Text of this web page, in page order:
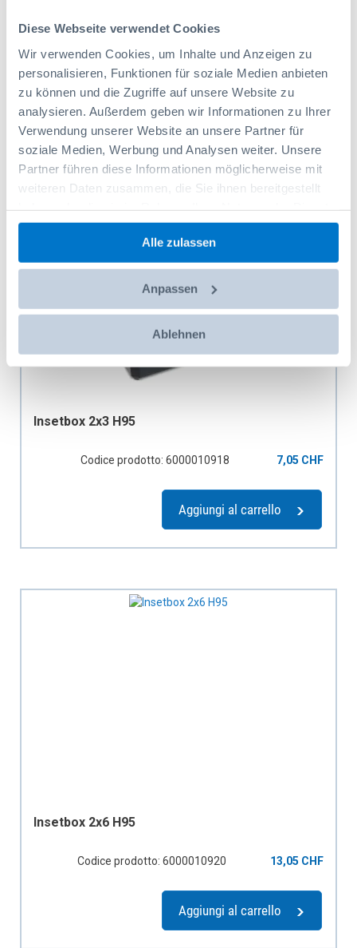
Diese Webseite verwendet Cookies
Wir verwenden Cookies, um Inhalte und Anzeigen zu
personalisieren, Funktionen für soziale Medien anbieten
zu können und die Zugriffe auf unsere Website zu
analysieren. Außerdem geben wir Informationen zu Ihrer
Verwendung unserer Website an unsere Partner für
soziale Medien, Werbung und Analysen weiter. Unsere
Partner führen diese Informationen möglicherweise mit
weiteren Daten zusammen, die Sie ihnen bereitgestellt
gesammelt haben.
Alle zulassen
Anpassen
Ablehnen
Insetbox 2x2 H95
Codice prodotto: 6000010916 4,90 CHF
Aggiungi al carrello
Insetbox 2x3 H95
Codice prodotto: 6000010918 7,05 CHF
Aggiungi al carrello
Insetbox 2x6 H95
Codice prodotto: 6000010920 13,05 CHF
Aggiungi al carrello